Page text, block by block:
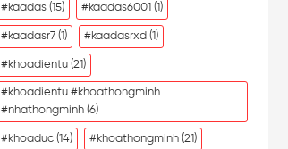
#kaadas (15) #kaadas6001 (1)
#kaadasr7 (1) #kaadasrxd (1)
#khoadientu (21)
#khoadientu #khoathongminh
#nhathongminh (6)
#khoaduc (14) #khoathongminh (21)